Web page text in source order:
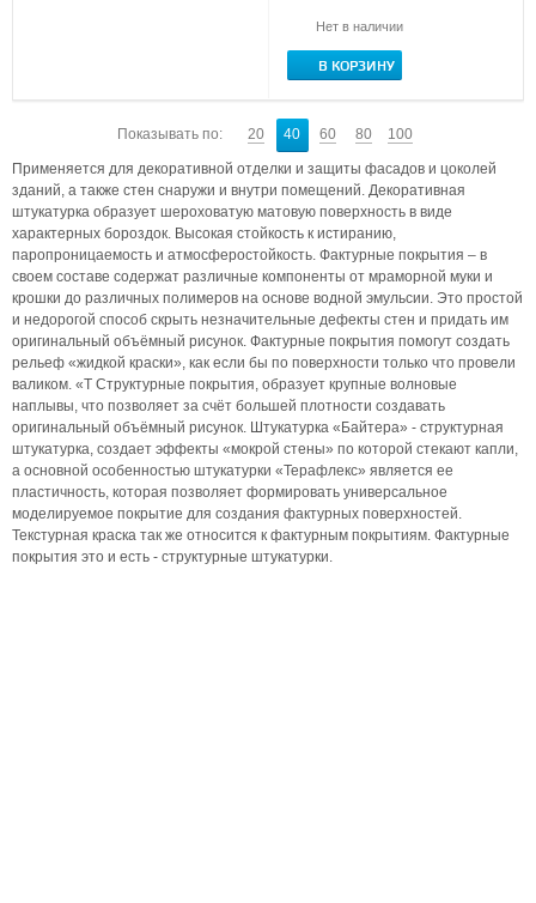
Нет в наличии
В КОРЗИНУ
Показывать по: 20 40 60 80 100
Применяется для декоративной отделки и защиты фасадов и цоколей
зданий, а также стен снаружи и внутри помещений. Декоративная
штукатурка образует шероховатую матовую поверхность в виде
характерных бороздок. Высокая стойкость к истиранию,
паропроницаемость и атмосферостойкость. Фактурные покрытия – в
своем составе содержат различные компоненты от мраморной муки и
крошки до различных полимеров на основе водной эмульсии. Это простой
и недорогой способ скрыть незначительные дефекты стен и придать им
оригинальный объёмный рисунок. Фактурные покрытия помогут создать
рельеф «жидкой краски», как если бы по поверхности только что провели
валиком. «Т Структурные покрытия, образует крупные волновые
наплывы, что позволяет за счёт большей плотности создавать
оригинальный объёмный рисунок. Штукатурка «Байтера» - структурная
штукатурка, создает эффекты «мокрой стены» по которой стекают капли,
а основной особенностью штукатурки «Терафлекс» является ее
пластичность, которая позволяет формировать универсальное
моделируемое покрытие для создания фактурных поверхностей.
Текстурная краска так же относится к фактурным покрытиям. Фактурные
покрытия это и есть - структурные штукатурки.